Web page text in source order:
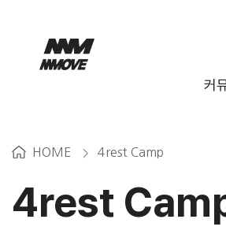
커
HOME > 4rest Camp
4rest